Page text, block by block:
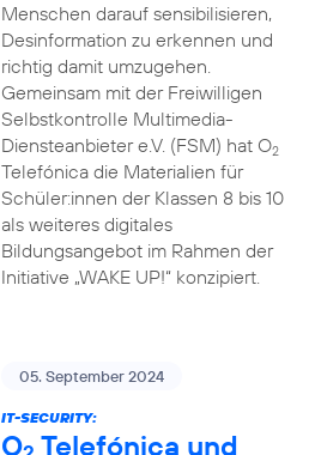
Menschen darauf sensibilisieren,
Desinformation zu erkennen und
richtig damit umzugehen.
Gemeinsam mit der Freiwilligen
Selbstkontrolle Multimedia-
Diensteanbieter e.V. (FSM) hat O2
Telefónica die Materialien für
Schüler:innen der Klassen 8 bis 10
als weiteres digitales
Bildungsangebot im Rahmen der
Initiative „WAKE UP!“ konzipiert.
05. September 2024
IT-SECURITY:
O Telefónica und